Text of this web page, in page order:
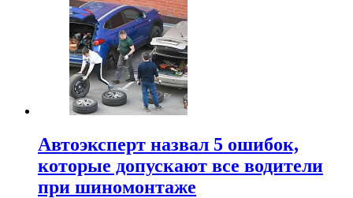
Автоэксперт назвал 5 ошибок,
которые допускают все водители
при шиномонтаже